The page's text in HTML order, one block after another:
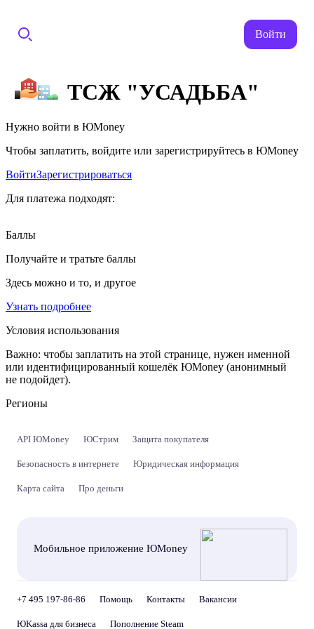
Войти
ТСЖ "УСАДЬБА"
Нужно войти в ЮMoney
Чтобы заплатить, войдите или зарегистрируйтесь в ЮMoney
ВойтиЗарегистрироваться
Для платежа подходят:
Баллы
Получайте и тратьте баллы
Здесь можно и то, и другое
Узнать подробнее
Условия использования
Важно: чтобы заплатить на этой странице, нужен именной
или идентифицированный кошелёк ЮMoney (анонимный
не подойдет).
Регионы
API ЮMoney ЮСтрим Защита покупателя
Безопасность в интернете Юридическая информация
Карта сайта Про деньги
Мобильное приложение ЮMoney
+7 495 197-86-86 Помощь Контакты Вакансии
ЮKassa для бизнеса Пополнение Steam